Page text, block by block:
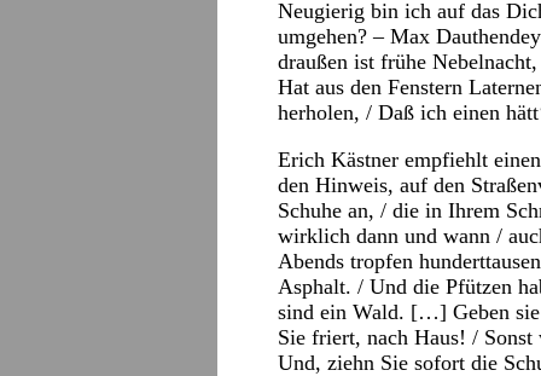
Neugierig bin ich auf das
umgehen? – Max
draußen ist frühe
Hat aus den Fenstern
herholen, / Daß ich einen
Erich Kästner empfiehlt
den Hinweis, auf den
Schuhe an, / die in Ihrem
wirklich dann und wann /
Abends tropfen
Asphalt. / Und die Pfützen
sind ein Wald. […] Geben
Sie friert, nach Haus! /
Und, ziehn Sie sofort die